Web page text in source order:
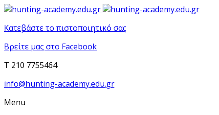
Κατεβάστε το πιστοποιητικό σας
Βρείτε μας στο Facebook
T 210 7755464
info@hunting-academy.edu.gr
Menu